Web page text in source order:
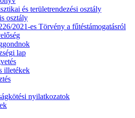
és területrendezési osztály
osztály
2021-es Törvény a fűtéstámogatásról
lap
illetékek
nyilatkozatok